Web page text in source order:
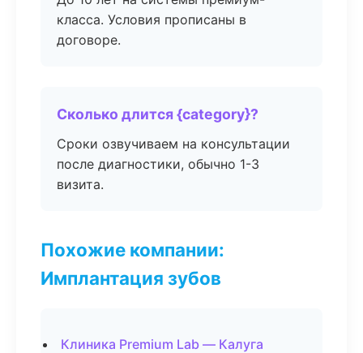
класса. Условия прописаны в
договоре.
Сколько длится {category}?
Сроки озвучиваем на консультации
после диагностики, обычно 1-3
визита.
Похожие компании:
Имплантация зубов
Клиника Premium Lab — Калуга